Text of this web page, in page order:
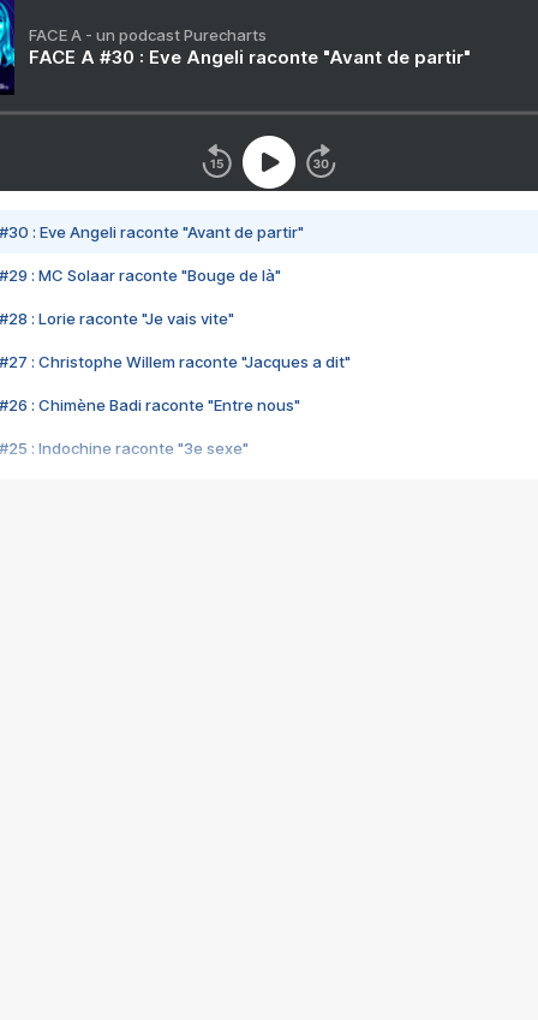
FACE A - un podcast Purecharts
FACE A #30 : Eve Angeli raconte "Avant de partir"
#30 : Eve Angeli raconte "Avant de partir"
#29 : MC Solaar raconte "Bouge de là"
#28 : Lorie raconte "Je vais vite"
#27 : Christophe Willem raconte "Jacques a dit"
#26 : Chimène Badi raconte "Entre nous"
#25 : Indochine raconte "3e sexe"